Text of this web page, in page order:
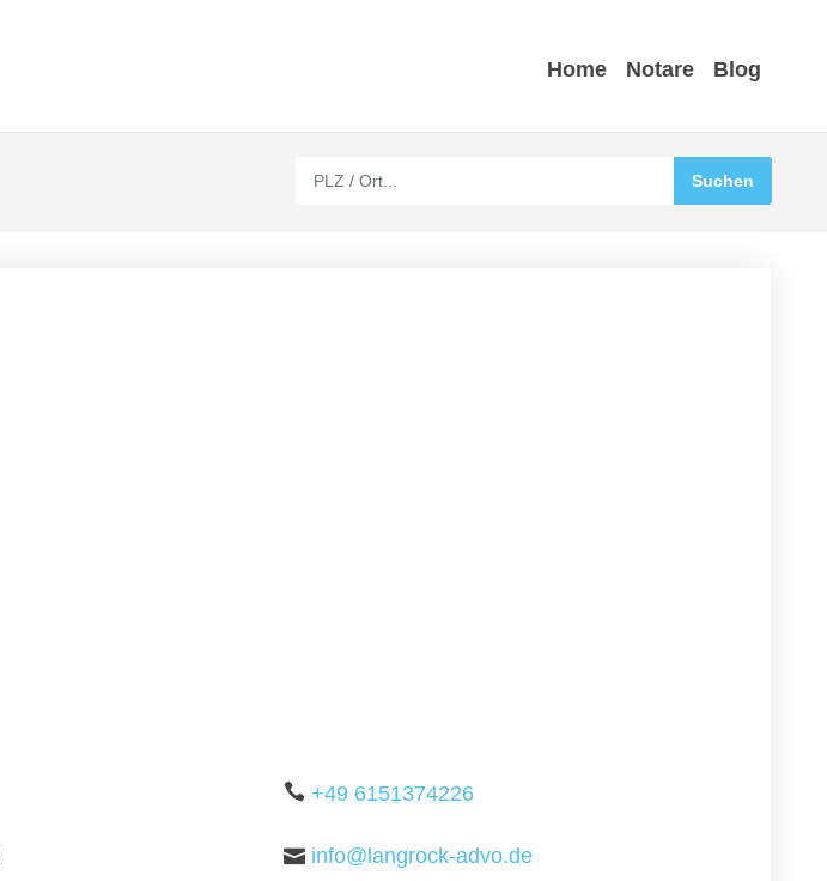
Home Notare Blog
+49 6151374226
info@langrock-advo.de